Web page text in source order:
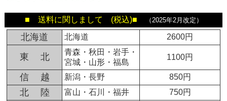
■ 送料に関しまして (税込)■ （2025年2月改定）
北海道 北海道 2600円
東 北
青森・秋田・岩手・
宮城・山形・福島
1100円
信 越 新潟・長野 850円
北 陸 富山・石川・福井 750円